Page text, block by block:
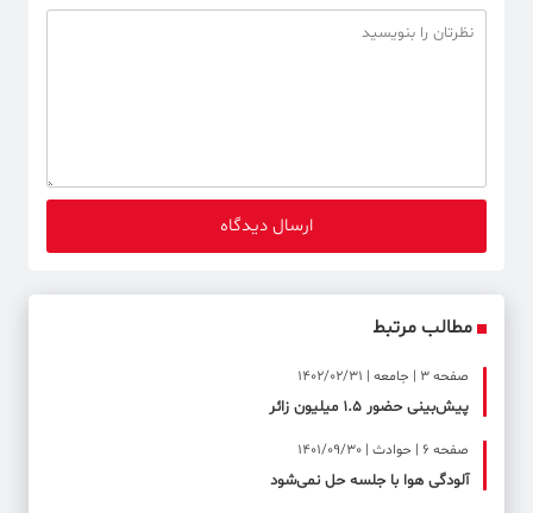
مطالب مرتبط
صفحه ۳ | جامعه | 1402/02/31
پیش‌بینی حضور ۱.۵ میلیون زائر
صفحه ۶ | حوادث | 1401/09/30
آلودگی هوا با جلسه حل نمی‌شود